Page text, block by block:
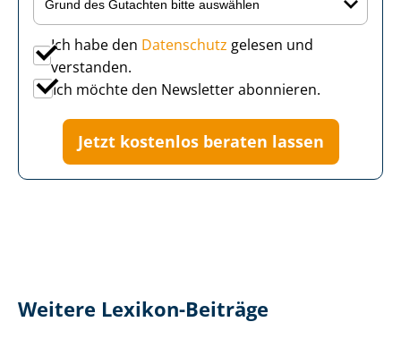
Ich habe den Datenschutz gelesen und
verstanden.
Ich möchte den Newsletter abonnieren.
Jetzt kostenlos beraten lassen
Weitere Lexikon-Beiträge